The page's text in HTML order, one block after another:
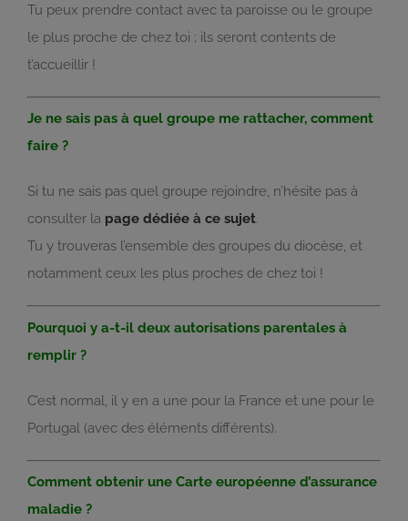
Tu peux prendre contact avec ta paroisse ou le groupe
le plus proche de chez toi ; ils seront contents de
t’accueillir !
Je ne sais pas à quel groupe me rattacher, comment
faire ?
Si tu ne sais pas quel groupe rejoindre, n’hésite pas à
consulter la page dédiée à ce sujet.
Tu y trouveras l’ensemble des groupes du diocèse, et
notamment ceux les plus proches de chez toi !
Pourquoi y a-t-il deux autorisations parentales à
remplir ?
C’est normal, il y en a une pour la France et une pour le
Portugal (avec des éléments différents).
Comment obtenir une Carte européenne d’assurance
maladie ?